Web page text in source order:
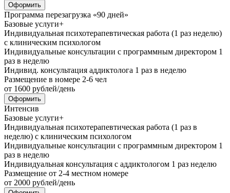
Оформить
Программа перезагрузка «90 дней»
Базовые услуги+
Индивидуальная психотерапевтическая работа (1 раз неделю)
с клиническим психологом
Индивидуальные консультации с программным директором 1
раз в неделю
Индивид. консультация аддиктолога 1 раз в неделю
Размещение в номере 2-6 чел
от 1600 рублей/день
Оформить
Интенсив
Базовые услуги+
Индивидуальная психотерапевтическая работа (1 раз в
неделю) с клиническим психологом
Индивидуальные консультации с программным директором 1
раз в неделю
Индивидуальная консультация с аддиктологом 1 раз неделю
Размещение от 2-4 местном номере
от 2000 рублей/день